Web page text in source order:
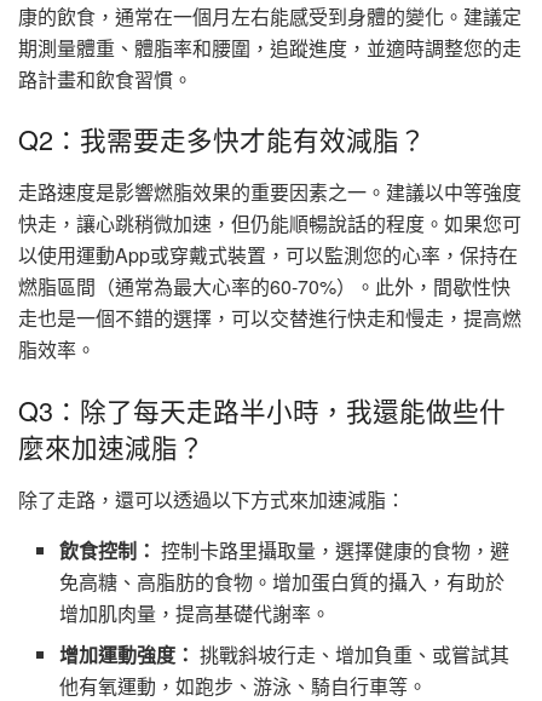
康的飲食，通常在一個月左右能感受到身體的變化。建議定
期測量體重、體脂率和腰圍，追蹤進度，並適時調整您的走
路計畫和飲食習慣。
Q2：我需要走多快才能有效減脂？
走路速度是影響燃脂效果的重要因素之一。建議以中等強度
快走，讓心跳稍微加速，但仍能順暢說話的程度。如果您可
以使用運動App或穿戴式裝置，可以監測您的心率，保持在
燃脂區間（通常為最大心率的60-70%）。此外，間歇性快
走也是一個不錯的選擇，可以交替進行快走和慢走，提高燃
脂效率。
Q3：除了每天走路半小時，我還能做些什
麼來加速減脂？
除了走路，還可以透過以下方式來加速減脂：
飲食控制： 控制卡路里攝取量，選擇健康的食物，避
免高糖、高脂肪的食物。增加蛋白質的攝入，有助於
增加肌肉量，提高基礎代謝率。
增加運動強度： 挑戰斜坡行走、增加負重、或嘗試其
他有氧運動，如跑步、游泳、騎自行車等。